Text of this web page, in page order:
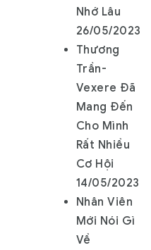
Nhớ Lâu
26/05/2023
Thương
Trần-
Vexere Đã
Mang Đến
Cho Mình
Rất Nhiều
Cơ Hội
14/05/2023
Nhân Viên
Mới Nói Gì
Về